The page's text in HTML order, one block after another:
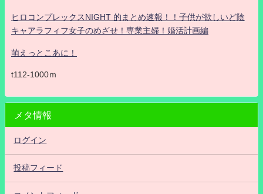
ヒロコンプレックスNIGHT 的まとめ速報！！子供が欲しいど陰
キャアラフィフ女子のめざせ！専業主婦！婚活計画編
萌えっとこあに！
t112-1000ｍ
メタ情報
ログイン
投稿フィード